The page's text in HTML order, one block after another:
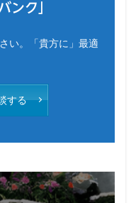
ンク」
い。「貴方に」最適
する